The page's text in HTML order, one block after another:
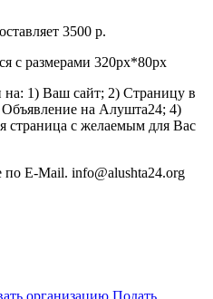
3500 р.
с размерами 320px*80px
на: 1) Ваш сайт; 2) Страницу в
на Алушта24; 4)
страница с желаемым для Вас
по E-Mail. info@alushta24.org
организацию Подать